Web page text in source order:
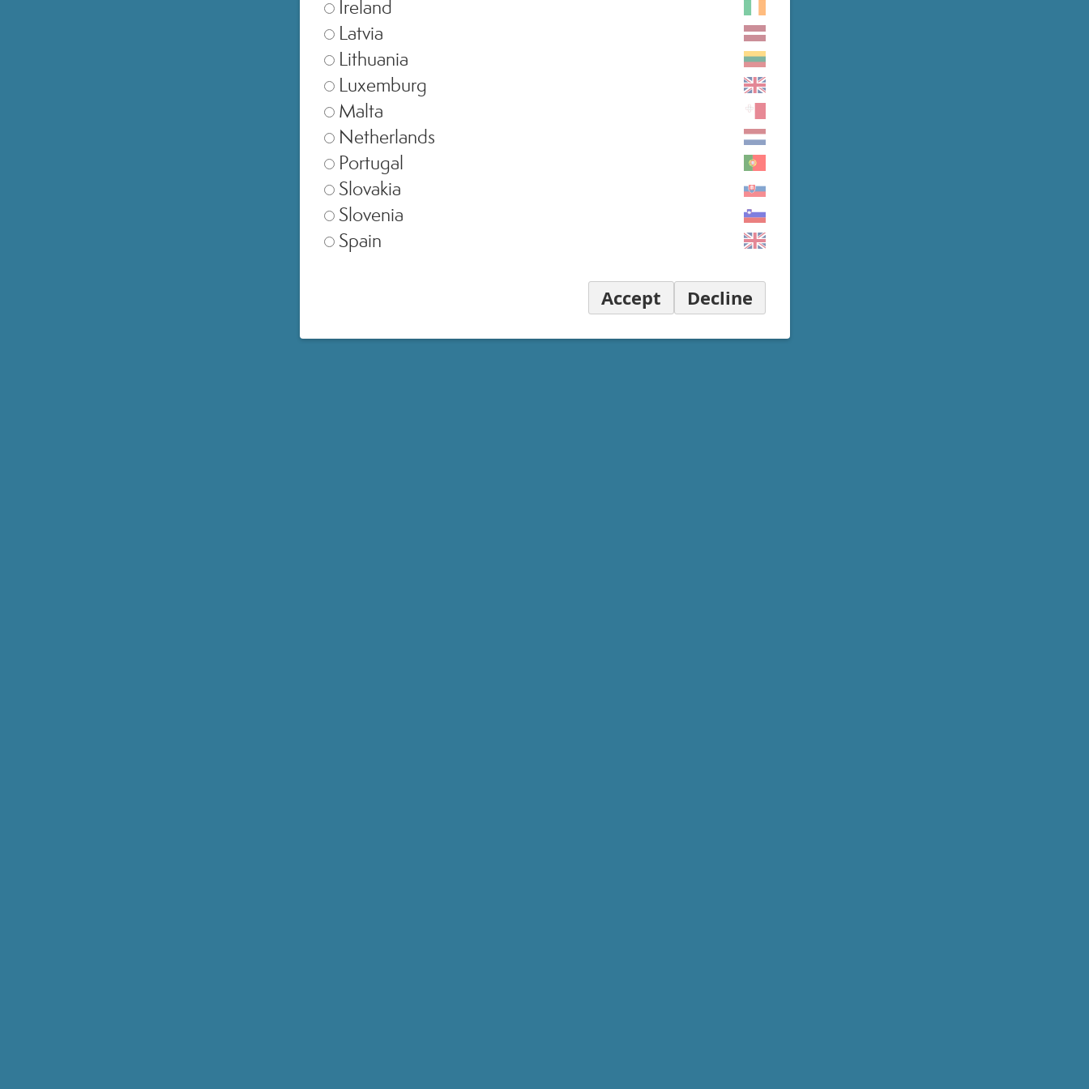
*Iniziativa riservata ai nuovi iscritti alla community Miamo Lovers, che effettueranno la
registrazione dal 10 al 18 Novembre 2025. I nuovi registrati riceveranno successivamente via mail
comunicazione poter accedere in anteprima alle promozioni Black Week 2025.
Ireland
Latvia
Lithuania
Luxemburg
Malta
Netherlands
Portugal
Slovakia
Slovenia
Spain
Accept Decline